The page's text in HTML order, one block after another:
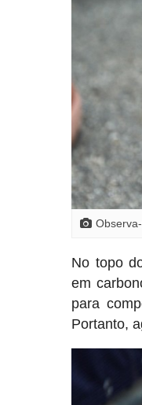
No topo
em
para
Portanto,